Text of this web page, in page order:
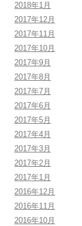
2018年1月
2017年12月
2017年11月
2017年10月
2017年9月
2017年8月
2017年7月
2017年6月
2017年5月
2017年4月
2017年3月
2017年2月
2017年1月
2016年12月
2016年11月
2016年10月